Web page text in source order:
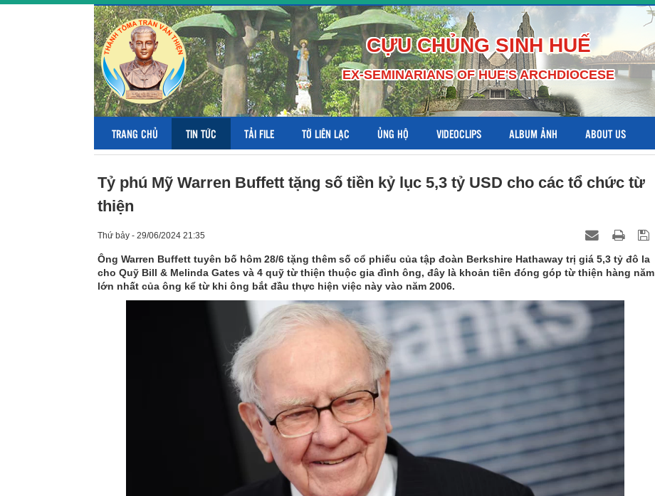
CỰU CHỦNG SINH HUẾ
EX-SEMINARIANS OF HUE'S ARCHDIOCESE
TRANG CHỦ TIN TỨC TẢI FILE TỜ LIÊN LẠC ỦNG HỘ VIDEOCLIPS ALBUM ẢNH ABOUT US
Tỷ phú Mỹ Warren Buffett tặng số tiền kỷ lục 5,3 tỷ USD cho các tổ chức từ
thiện
Thứ bảy - 29/06/2024 21:35
Ông Warren Buffett tuyên bố hôm 28/6 tặng thêm số cổ phiếu của tập đoàn Berkshire Hathaway trị giá 5,3 tỷ đô la
cho Quỹ Bill & Melinda Gates và 4 quỹ từ thiện thuộc gia đình ông, đây là khoản tiền đóng góp từ thiện hàng năm
lớn nhất của ông kể từ khi ông bắt đầu thực hiện việc này vào năm 2006.